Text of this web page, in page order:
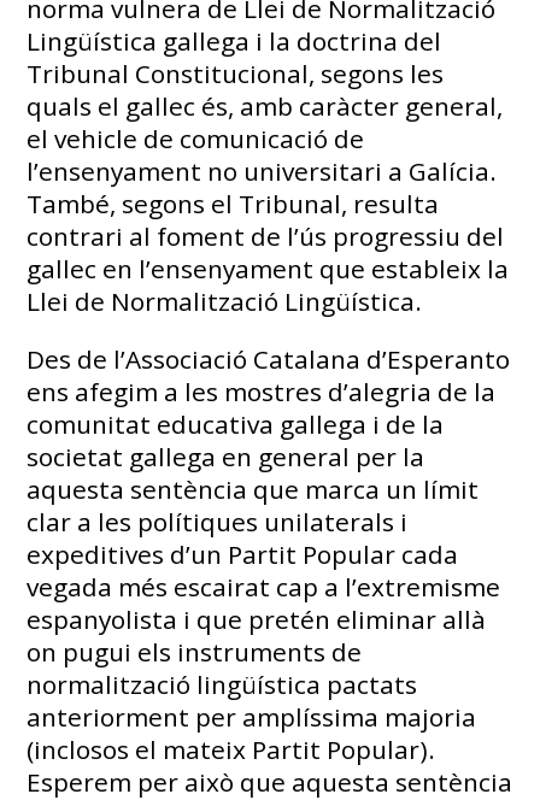
norma vulnera de Llei de Normalització
Lingüística gallega i la doctrina del
Tribunal Constitucional, segons les
quals el gallec és, amb caràcter general,
el vehicle de comunicació de
l’ensenyament no universitari a Galícia.
També, segons el Tribunal, resulta
contrari al foment de l’ús progressiu del
gallec en l’ensenyament que estableix la
Llei de Normalització Lingüística.
Des de l’Associació Catalana d’Esperanto
ens afegim a les mostres d’alegria de la
comunitat educativa gallega i de la
societat gallega en general per la
aquesta sentència que marca un límit
clar a les polítiques unilaterals i
expeditives d’un Partit Popular cada
vegada més escairat cap a l’extremisme
espanyolista i que pretén eliminar allà
on pugui els instruments de
normalització lingüística pactats
anteriorment per amplíssima majoria
(inclosos el mateix Partit Popular).
Esperem per això que aquesta sentència